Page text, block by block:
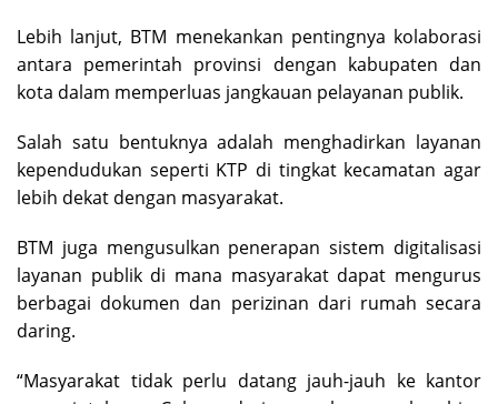
Lebih lanjut, BTM menekankan pentingnya kolaborasi
antara pemerintah provinsi dengan kabupaten dan
kota dalam memperluas jangkauan pelayanan publik.
Salah satu bentuknya adalah menghadirkan layanan
kependudukan seperti KTP di tingkat kecamatan agar
lebih dekat dengan masyarakat.
BTM juga mengusulkan penerapan sistem digitalisasi
layanan publik di mana masyarakat dapat mengurus
berbagai dokumen dan perizinan dari rumah secara
daring.
“Masyarakat tidak perlu datang jauh-jauh ke kantor